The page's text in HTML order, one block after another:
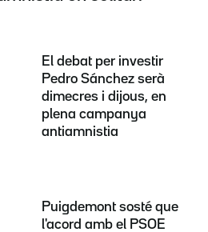
El debat per investir
Pedro Sánchez serà
dimecres i dijous, en
plena campanya
antiamnistia
Puigdemont sosté que
l'acord amb el PSOE